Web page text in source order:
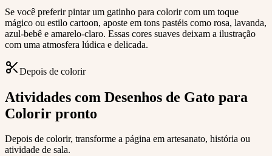
Se você preferir pintar um gatinho para colorir com um toque
mágico ou estilo cartoon, aposte em tons pastéis como rosa, lavanda,
azul-bebê e amarelo-claro. Essas cores suaves deixam a ilustração
com uma atmosfera lúdica e delicada.
Depois de colorir
Atividades com Desenhos de Gato para
Colorir pronto
Depois de colorir, transforme a página em artesanato, história ou
atividade de sala.